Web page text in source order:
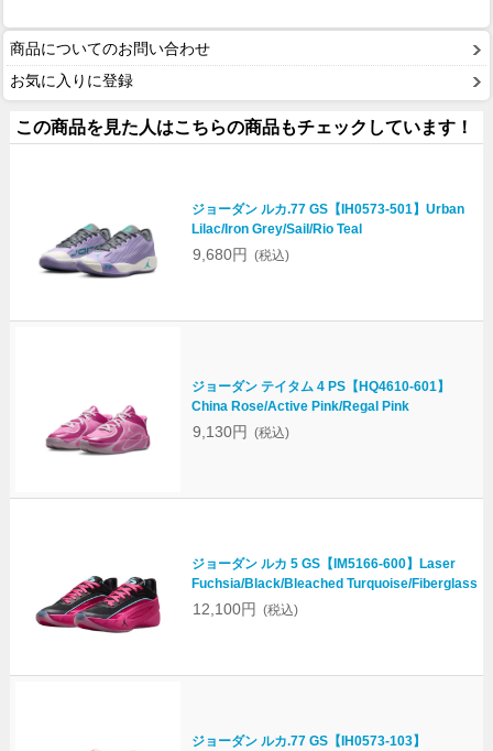
商品についてのお問い合わせ
お気に入りに登録
この商品を見た人はこちらの商品もチェックしています！
ジョーダン ルカ.77 GS【IH0573-501】Urban
Lilac/Iron Grey/Sail/Rio Teal
9,680円 (税込)
ジョーダン テイタム 4 PS【HQ4610-601】
China Rose/Active Pink/Regal Pink
9,130円 (税込)
ジョーダン ルカ 5 GS【IM5166-600】Laser
Fuchsia/Black/Bleached Turquoise/Fiberglass
12,100円 (税込)
ジョーダン ルカ.77 GS【IH0573-103】